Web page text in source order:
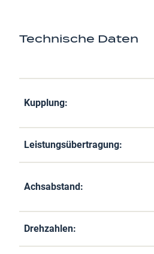
Technische Daten
Kupplung:
Leistungsübertragung:
Achsabstand:
Drehzahlen: